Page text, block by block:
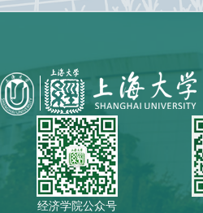
经济学院公众号